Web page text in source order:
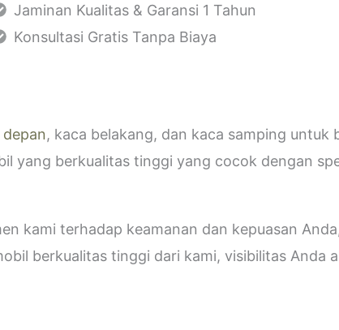
Jaminan Kualitas & Garansi 1 Tahun
Konsultasi Gratis Tanpa Biaya
depan, kaca belakang, dan kaca samping untuk
yang berkualitas tinggi yang cocok dengan
kami terhadap keamanan dan kepuasan
berkualitas tinggi dari kami, visibilitas Anda